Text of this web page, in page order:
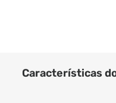
Características